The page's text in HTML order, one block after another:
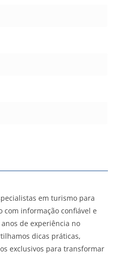
em turismo para
informação confiável e
de experiência no
dicas práticas,
exclusivos para transformar